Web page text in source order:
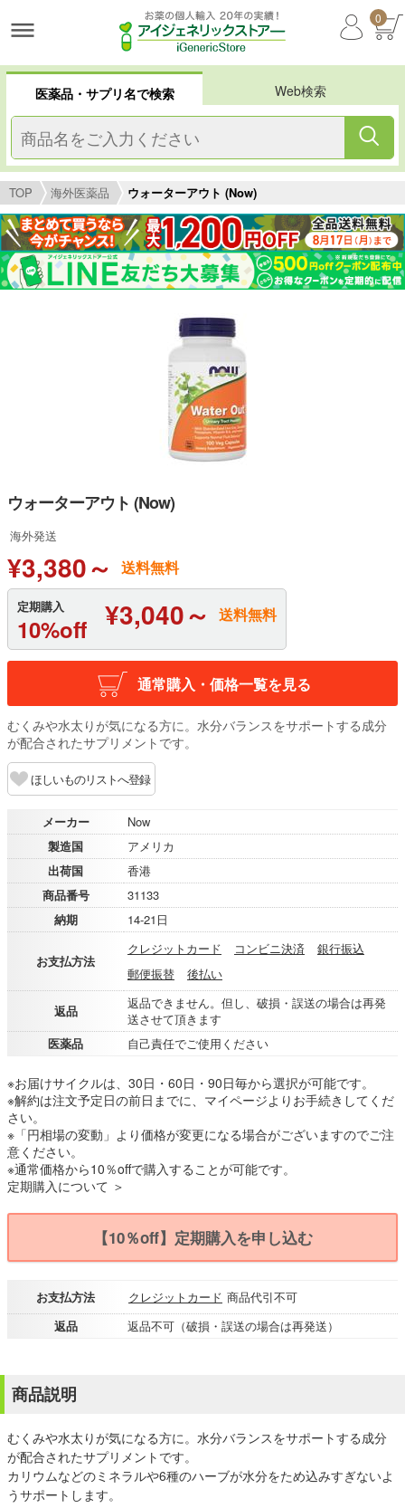
0
医薬品・サプリ名で検索 Web検索
TOP 海外医薬品 ウォーターアウト (Now)
ウォーターアウト (Now)
海外発送
¥3,380～ 送料無料
定期購入
10%off ¥3,040～ 送料無料
通常購入・価格一覧を見る
むくみや水太りが気になる方に。水分バランスをサポートする成分
が配合されたサプリメントです。
ほしいものリストへ登録
メーカー
Now
製造国
アメリカ
出荷国
香港
商品番号
31133
納期
14-21日
お支払方法
クレジットカード コンビニ決済
銀行振込
郵便振替
後払い
返品
返品できません。但し、破損・誤送の場合は再発
送させて頂きます
医薬品
自己責任でご使用ください
※お届けサイクルは、30日・60日・90日毎から選択が可能です。
※解約は注文予定日の前日までに、マイページよりお手続きしてくだ
さい。
※「円相場の変動」より価格が変更になる場合がございますのでご注
意ください。
※通常価格から10％offで購入することが可能です。
定期購入について ＞
【10％off】定期購入を申し込む
お支払方法 クレジットカード 商品代引不可
返品
返品不可（破損・誤送の場合は再発送）
商品説明
むくみや水太りが気になる方に。水分バランスをサポートする成分
が配合されたサプリメントです。
カリウムなどのミネラルや6種のハーブが水分をため込みすぎないよ
うサポートします。